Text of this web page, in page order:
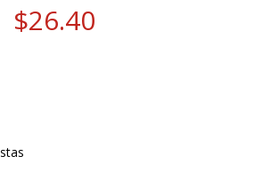
$26.40